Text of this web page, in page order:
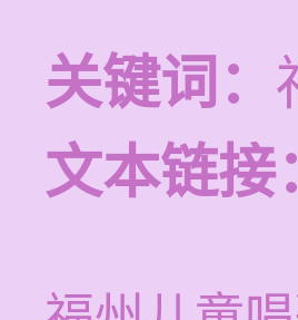
关键词：
文本链接